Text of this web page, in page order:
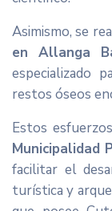
Asimismo, se
en Allanga
especializado
restos óseos
Estos
Municipalidad
facilitar el
turística y